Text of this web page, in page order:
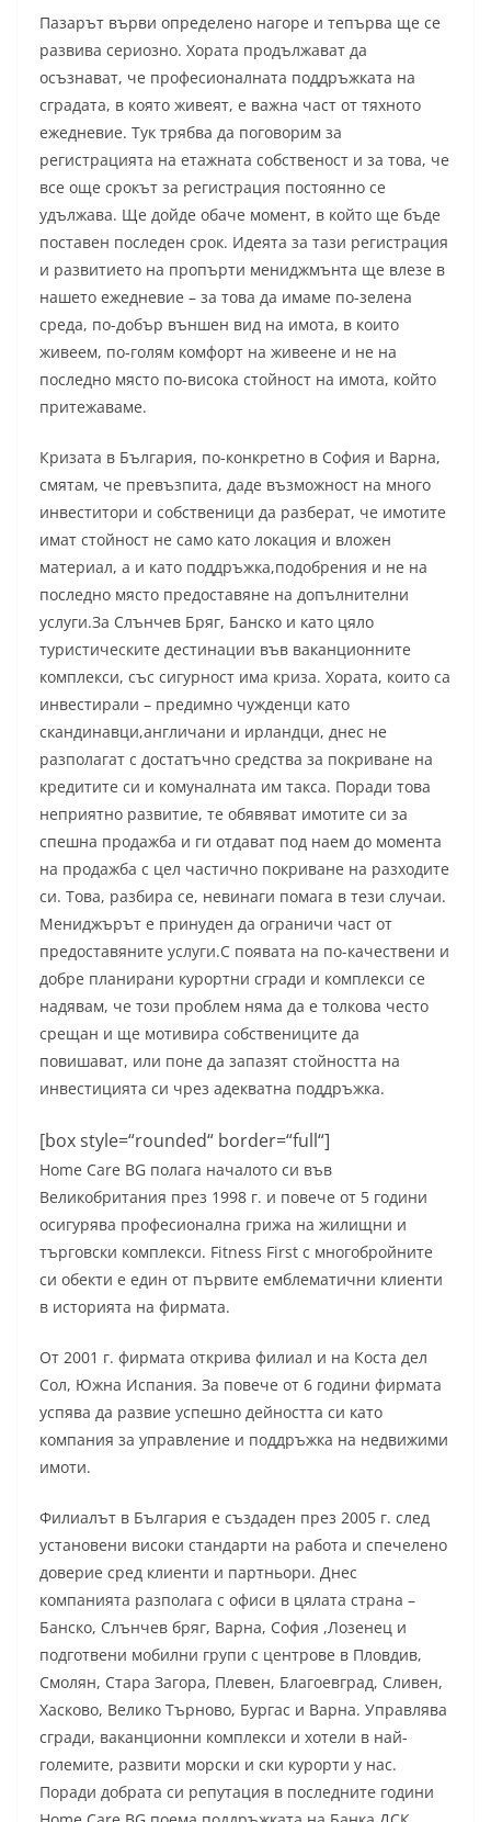
Пазарът върви определено нагоре и тепърва ще се
развива сериозно. Хората продължават да
осъзнават, че професионалната поддръжката на
сградата, в която живеят, е важна част от тяхното
ежедневие. Тук трябва да поговорим за
регистрацията на етажната собственост и за това, че
все още срокът за регистрация постоянно се
удължава. Ще дойде обаче момент, в който ще бъде
поставен последен срок. Идеята за тази регистрация
и развитието на пропърти мениджмънта ще влезе в
нашето ежедневие – за това да имаме по-зелена
среда, по-добър външен вид на имота, в които
живеем, по-голям комфорт на живеене и не на
последно място по-висока стойност на имота, който
притежаваме.
Кризата в България, по-конкретно в София и Варна,
смятам, че превъзпита, даде възможност на много
инвеститори и собственици да разберат, че имотите
имат стойност не само като локация и вложен
материал, а и като поддръжка,подобрения и не на
последно място предоставяне на допълнителни
услуги.За Слънчев Бряг, Банско и като цяло
туристическите дестинации във ваканционните
комплекси, със сигурност има криза. Хората, които са
инвестирали – предимно чужденци като
скандинавци,англичани и ирландци, днес не
разполагат с достатъчно средства за покриване на
кредитите си и комуналната им такса. Поради това
неприятно развитие, те обявяват имотите си за
спешна продажба и ги отдават под наем до момента
на продажба с цел частично покриване на разходите
си. Това, разбира се, невинаги помага в тези случаи.
Мениджърът е принуден да ограничи част от
предоставяните услуги.С появата на по-качествени и
добре планирани курортни сгради и комплекси се
надявам, че този проблем няма да е толкова често
срещан и ще мотивира собствениците да
повишават, или поне да запазят стойността на
инвестицията си чрез адекватна поддръжка.
[box style=“rounded“ border=“full“]
Home Care BG полага началото си във
Великобритания през 1998 г. и повече от 5 години
осигурява професионална грижа на жилищни и
търговски комплекси. Fitness First с многобройните
си обекти е един от първите емблематични клиенти
в историята на фирмата.
От 2001 г. фирмата открива филиал и на Коста дел
Сол, Южна Испания. За повече от 6 години фирмата
успява да развие успешно дейността си като
компания за управление и поддръжка на недвижими
имоти.
Филиалът в България е създаден през 2005 г. след
установени високи стандарти на работа и спечелено
доверие сред клиенти и партньори. Днес
компанията разполага с офиси в цялата страна –
Банско, Слънчев бряг, Варна, София ,Лозенец и
подготвени мобилни групи с центрове в Пловдив,
Смолян, Стара Загора, Плевен, Благоевград, Сливен,
Хасково, Велико Търново, Бургас и Варна. Управлява
сгради, ваканционни комплекси и хотели в най-
големите, развити морски и ски курорти у нас.
Поради добрата си репутация в последните години